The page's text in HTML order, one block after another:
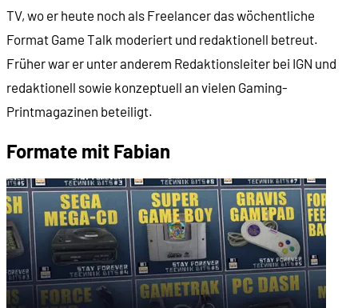
TV, wo er heute noch als Freelancer das wöchentliche
Format Game Talk moderiert und redaktionell betreut.
Früher war er unter anderem Redaktionsleiter bei IGN und
redaktionell sowie konzeptuell an vielen Gaming-
Printmagazinen beteiligt.
Formate mit Fabian